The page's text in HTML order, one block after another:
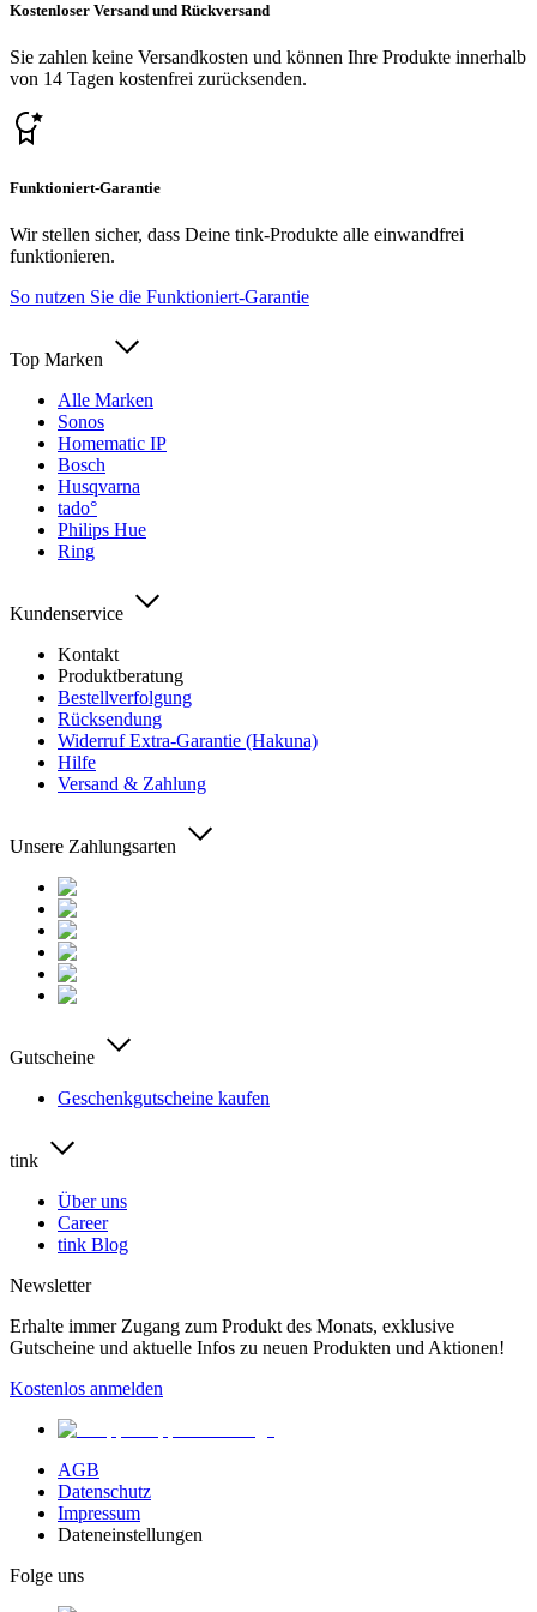
Kostenloser Versand und Rückversand
Sie zahlen keine Versandkosten und können Ihre Produkte innerhalb
von 14 Tagen kostenfrei zurücksenden.
Funktioniert-Garantie
Wir stellen sicher, dass Deine tink-Produkte alle einwandfrei
funktionieren.
So nutzen Sie die Funktioniert-Garantie
Top Marken
Alle Marken
Sonos
Homematic IP
Bosch
Husqvarna
tado°
Philips Hue
Ring
Kundenservice
Kontakt
Produktberatung
Bestellverfolgung
Rücksendung
Widerruf Extra-Garantie (Hakuna)
Hilfe
Versand & Zahlung
Unsere Zahlungsarten
Gutscheine
Geschenkgutscheine kaufen
tink
Über uns
Career
tink Blog
Newsletter
Erhalte immer Zugang zum Produkt des Monats, exklusive
Gutscheine und aktuelle Infos zu neuen Produkten und Aktionen!
Kostenlos anmelden
AGB
Datenschutz
Impressum
Dateneinstellungen
Folge uns